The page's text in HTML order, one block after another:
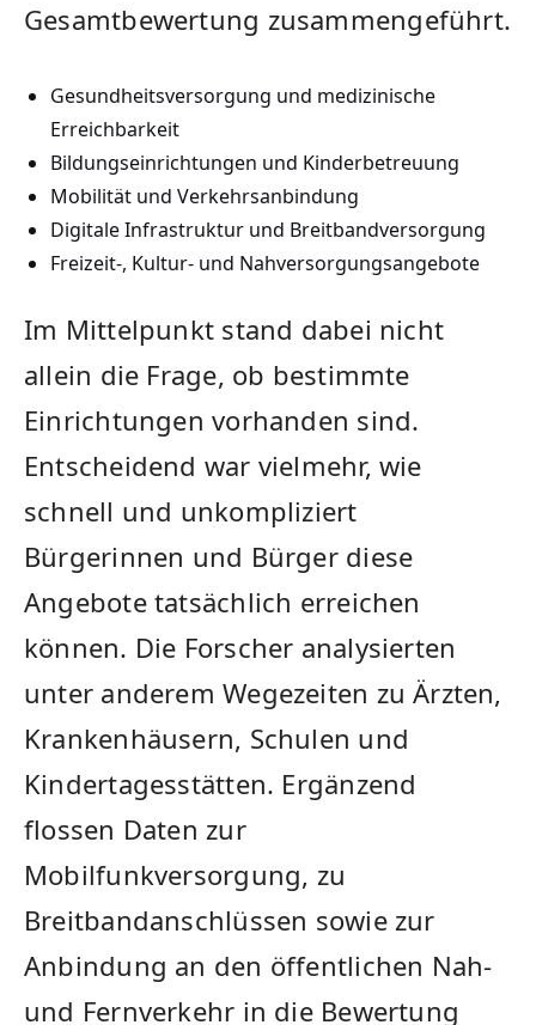
Gesamtbewertung zusammengeführt.
Gesundheitsversorgung und medizinische
Erreichbarkeit
Bildungseinrichtungen und Kinderbetreuung
Mobilität und Verkehrsanbindung
Digitale Infrastruktur und Breitbandversorgung
Freizeit-, Kultur- und Nahversorgungsangebote
Im Mittelpunkt stand dabei nicht
allein die Frage, ob bestimmte
Einrichtungen vorhanden sind.
Entscheidend war vielmehr, wie
schnell und unkompliziert
Bürgerinnen und Bürger diese
Angebote tatsächlich erreichen
können. Die Forscher analysierten
unter anderem Wegezeiten zu Ärzten,
Krankenhäusern, Schulen und
Kindertagesstätten. Ergänzend
flossen Daten zur
Mobilfunkversorgung, zu
Breitbandanschlüssen sowie zur
Anbindung an den öffentlichen Nah-
und Fernverkehr in die Bewertung